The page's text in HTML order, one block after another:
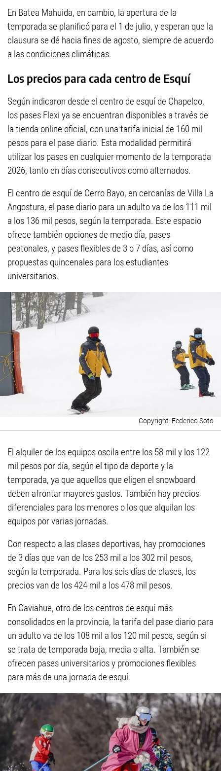
En Batea Mahuida, en cambio, la apertura de la
temporada se planificó para el 1 de julio, y esperan que la
clausura se dé hacia fines de agosto, siempre de acuerdo
a las condiciones climáticas.
Los precios para cada centro de Esquí
Según indicaron desde el centro de esquí de Chapelco,
los pases Flexi ya se encuentran disponibles a través de
la tienda online oficial, con una tarifa inicial de 160 mil
pesos para el pase diario. Esta modalidad permitirá
utilizar los pases en cualquier momento de la temporada
2026, tanto en días consecutivos como alternados.
El centro de esquí de Cerro Bayo, en cercanías de Villa La
Angostura, el pase diario para un adulto va de los 111 mil
a los 136 mil pesos, según la temporada. Este espacio
ofrece también opciones de medio día, pases
peatonales, y pases flexibles de 3 o 7 días, así como
propuestas quincenales para los estudiantes
universitarios.
Federico Soto
El alquiler de los equipos oscila entre los 58 mil y los 122
mil pesos por día, según el tipo de deporte y la
temporada, ya que aquellos que eligen el snowboard
deben afrontar mayores gastos. También hay precios
diferenciales para los menores o los que alquilan los
equipos por varias jornadas.
Con respecto a las clases deportivas, hay promociones
de 3 días que van de los 253 mil a los 302 mil pesos,
según la temporada. Para los seis días de clases, los
precios van de los 424 mil a los 478 mil pesos.
En Caviahue, otro de los centros de esquí más
consolidados en la provincia, la tarifa del pase diario para
un adulto va de los 108 mil a los 120 mil pesos, según si
se trata de temporada baja, media o alta. También se
ofrecen pases universitarios y promociones flexibles
para más de una jornada de esquí.